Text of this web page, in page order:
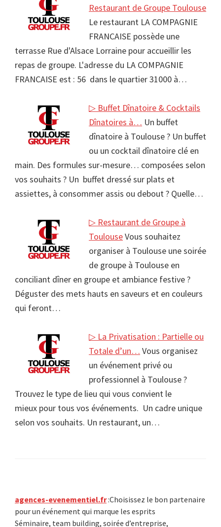
Restaurant de Groupe Toulouse
Le restaurant LA COMPAGNIE
FRANCAISE possède une
terrasse Rue d'Alsace Lorraine pour accueillir les
repas de groupe. L'adresse du LA COMPAGNIE
FRANCAISE est : 56 dans le quartier 31000 à…
▷ Buffet Dînatoire & Cocktails
Dînatoires à… Un buffet
dînatoire à Toulouse ? Un buffet
ou un cocktail dînatoire clé en
main. Des formules sur-mesure… composées selon
vos souhaits ? Un buffet dressé sur plats et
assiettes, à consommer assis ou debout ? Quelle…
▷ Restaurant de Groupe à
ToulouseVous souhaitez
organiser à Toulouse une soirée
de groupe à Toulouse en
conciliant dîner en groupe et ambiance festive ?
Déguster des mets hauts en saveurs et en couleurs
qui feront…
▷ La Privatisation : Partielle ou
Totale d’un… Vous organisez
un événement privé ou
professionnel à Toulouse ?
Trouvez le type de lieu qui vous convient le
mieux pour tous vos événements. Un cadre unique
selon vos souhaits. Un restaurant, un…
Primary
Sidebar
agences-evenementiel.fr:Choisissez le bon partenaire
pour un événement qui marque les esprits
Séminaire, team building, soirée d’entreprise,